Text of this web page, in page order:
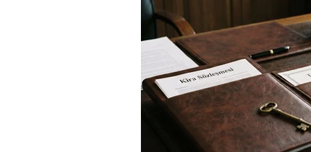
Politikalar Yargılama